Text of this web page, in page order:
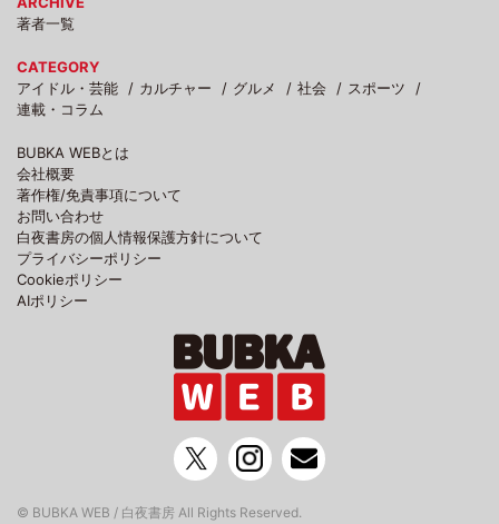
著者一覧
CATEGORY
アイドル・芸能
カルチャー グルメ 社会
スポーツ
連載・コラム
BUBKA WEBとは
会社概要
著作権/免責事項について
お問い合わせ
白夜書房の個人情報保護方針について
プライバシーポリシー
Cookieポリシー
AIポリシー
© BUBKA WEB / 白夜書房 All Rights Reserved.